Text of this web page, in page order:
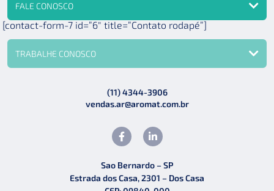
FALE CONOSCO
[contact-form-7 id=”6″ title=”Contato rodapé”]
TRABALHE CONOSCO
(11) 4344-3906
vendas.ar@aromat.com.br
Sao Bernardo – SP
Estrada dos Casa, 2301 – Dos Casa